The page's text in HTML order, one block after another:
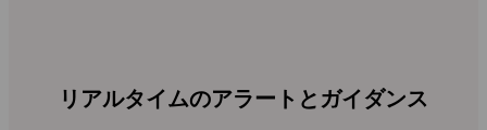
リアルタイムのアラートとガイダンス